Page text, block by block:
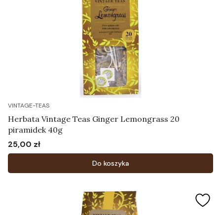
VINTAGE-TEAS
Herbata Vintage Teas Ginger Lemongrass 20
piramidek 40g
Cena
25,00 zł
Do koszyka